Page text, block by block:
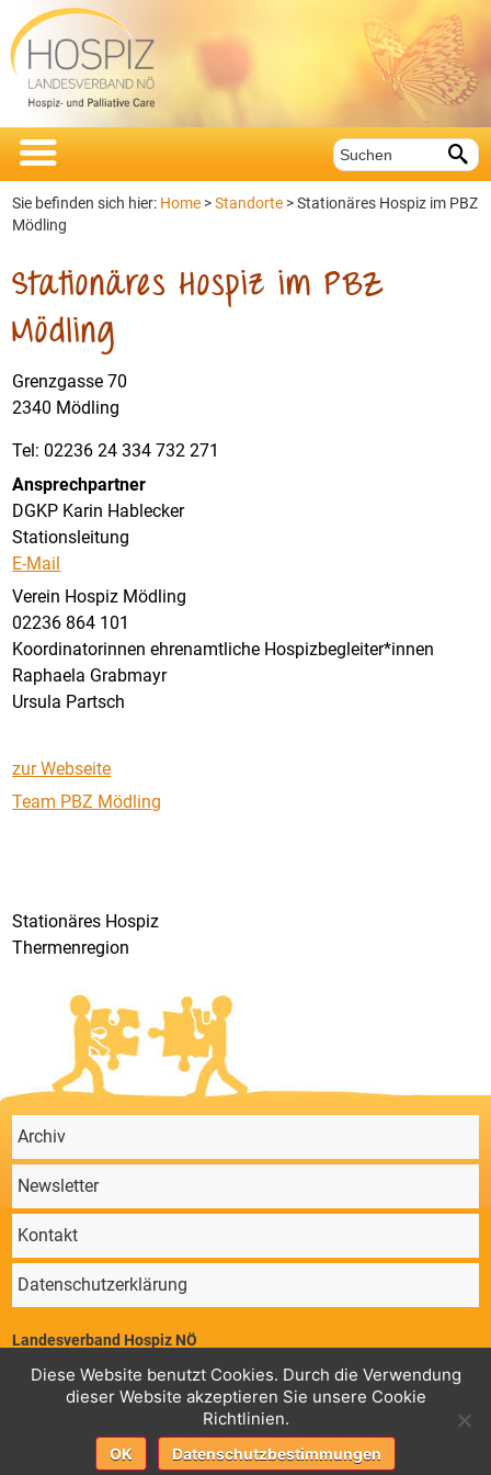
 
Sie befinden sich hier: Home >Standorte >Stationäres Hospiz im PBZ
Mödling
Stationäres Hospiz im PBZ
Mödling
Grenzgasse 70
2340 Mödling
Tel: 02236 24 334 732 271
Ansprechpartner
DGKP Karin Hablecker
Stationsleitung
E-Mail
Verein Hospiz Mödling
02236 864 101
Koordinatorinnen ehrenamtliche Hospizbegleiter*innen
Raphaela Grabmayr
Ursula Partsch
zur Webseite
Team PBZ Mödling
Stationäres Hospiz
Thermenregion
Archiv
Newsletter
Kontakt
Datenschutzerklärung
Landesverband Hospiz NÖ
Mail:office@hospiz-noe.at
Konto Landesverband Hospiz NÖ,Geschäftsstelle: RK Guntramsdorf,
AT78 3225 0000 0070 7760 BIC: RLNWATWWGTD
Konto Landesverband Hospiz NÖ,Fortbildungen: Sparkasse Baden, AT37
2020 5015 0000 6349 BIC: SPBDAT21XXX
Diese Website benutzt Cookies. Durch die Verwendung
dieser Website akzeptieren Sie unsere Cookie
Richtlinien.
OK Datenschutzbestimmungen